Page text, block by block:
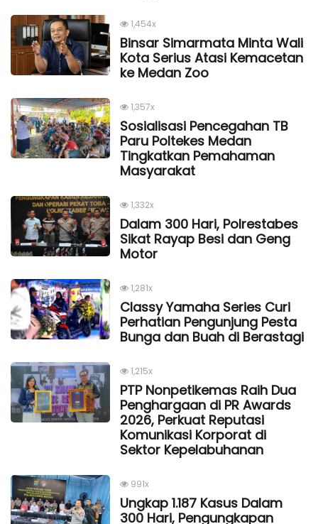
1,454x
Binsar Simarmata Minta Wali
Kota Serius Atasi Kemacetan
ke Medan Zoo
1,357x
Sosialisasi Pencegahan TB
Paru Poltekes Medan
Tingkatkan Pemahaman
Masyarakat
1,332x
Dalam 300 Hari, Polrestabes
Sikat Rayap Besi dan Geng
Motor
1,281x
Classy Yamaha Series Curi
Perhatian Pengunjung Pesta
Bunga dan Buah di Berastagi
1,215x
PTP Nonpetikemas Raih Dua
Penghargaan di PR Awards
2026, Perkuat Reputasi
Komunikasi Korporat di
Sektor Kepelabuhanan
991x
Ungkap 1.187 Kasus Dalam
300 Hari, Pengungkapan